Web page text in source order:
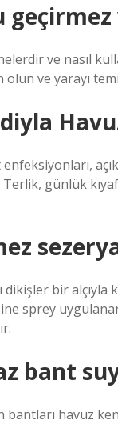
geçirmez
ve nasıl
ve yarayı
günlük
dikişler bir alçıyla
sprey
bant
bantları havuz